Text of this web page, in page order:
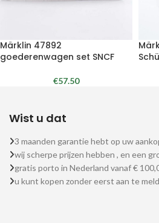
Märklin 47892
goederenwagen set SNCF
€57.50
Wist u dat
3 maanden garantie hebt op uw
wij scherpe prijzen hebben , en een
gratis porto in Nederland vanaf €
u kunt kopen zonder eerst aan te